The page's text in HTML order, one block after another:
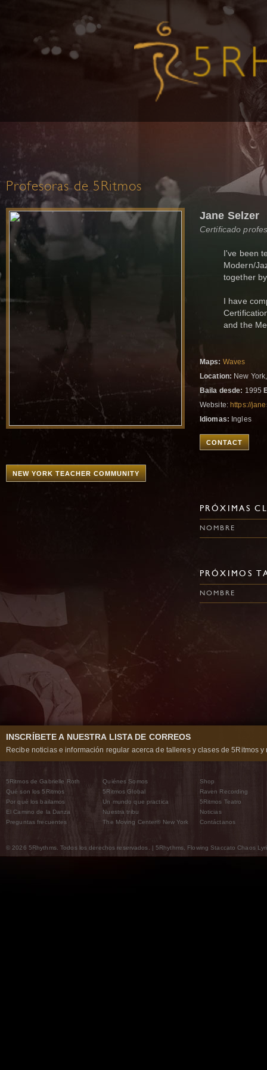
Profesoras de 5Ritmos
NEW YORK TEACHER COMMUNITY
Jane Selzer
Certificado
I've been
Modern/
together
I have
and the
Maps: Waves
Location: New
Baila desde: 1995
Website: https://
Idiomas: Ingles
CONTACT
PRÓXIMAS
NOMBRE
PRÓXIMOS
NOMBRE
INSCRÍBETE A NUESTRA LISTA DE CORREOS
Recibe noticias e información regular acerca de talleres y clases de 5Ritmos y
5Ritmos de Gabrielle Roth
Qué son los 5Ritmos
Por qué los bailamos
El Camino de la Danza
Preguntas frecuentes
Quiénes Somos
5Ritmos Global
Un mundo que practica
Nuestra tribu
The Moving Center® New York
Shop
Raven Recording
5Ritmos Teatro
Noticias
Contáctanos
© 2026 5Rhythms. Todos los derechos reservados. | 5Rhythms, Flowing Staccato Chaos